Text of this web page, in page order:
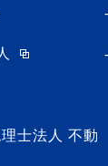
士法人 不動